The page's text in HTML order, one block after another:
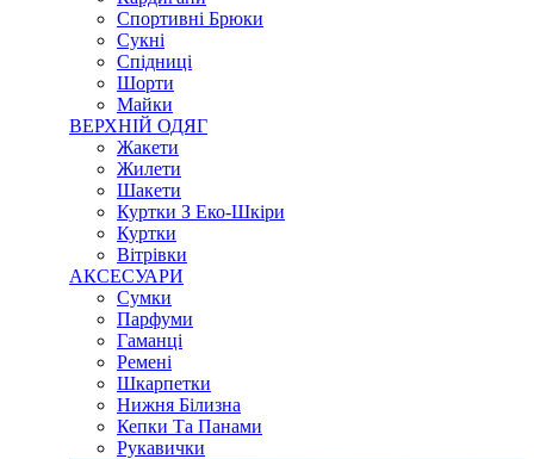
Спортивні Брюки
Сукні
Спідниці
Шорти
Майки
ВЕРХНІЙ ОДЯГ
Жакети
Жилети
Шакети
Куртки З Еко-Шкіри
Куртки
Вітрівки
АКСЕСУАРИ
Сумки
Парфуми
Гаманці
Ремені
Шкарпетки
Нижня Білизна
Кепки Та Панами
Рукавички